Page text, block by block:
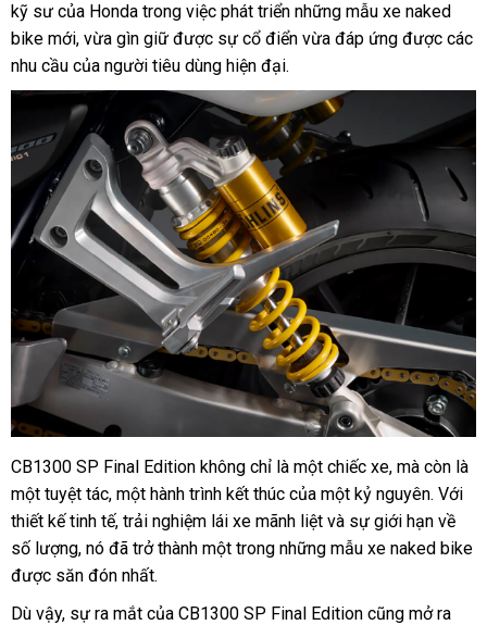
kỹ sư của Honda trong việc phát triển những mẫu xe naked
bike mới, vừa gìn giữ được sự cổ điển vừa đáp ứng được các
nhu cầu của người tiêu dùng hiện đại.
CB1300 SP Final Edition không chỉ là một chiếc xe, mà còn là
một tuyệt tác, một hành trình kết thúc của một kỷ nguyên. Với
thiết kế tinh tế, trải nghiệm lái xe mãnh liệt và sự giới hạn về
số lượng, nó đã trở thành một trong những mẫu xe naked bike
được săn đón nhất.
Dù vậy, sự ra mắt của CB1300 SP Final Edition cũng mở ra